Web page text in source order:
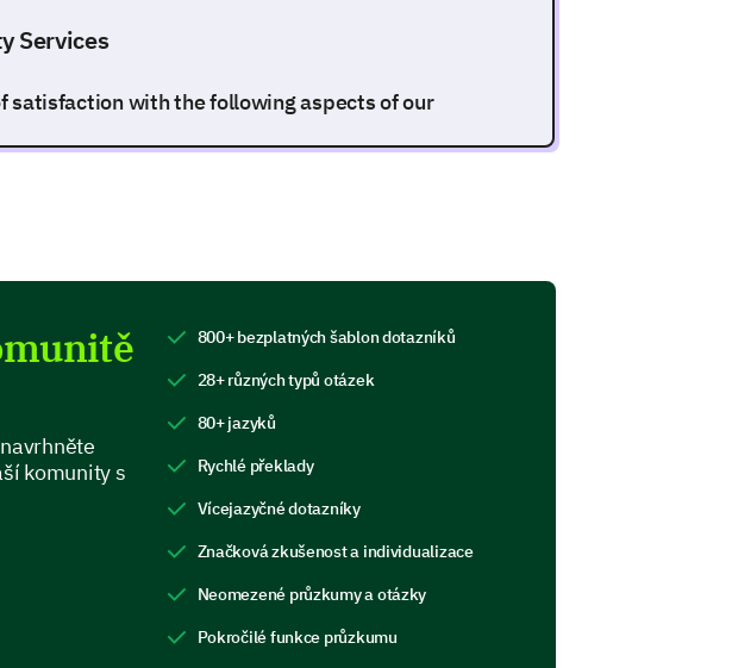
Services
satisfaction with the following aspects of our
1 2 3
or concerns
komunity s
800+ bezplatných šablon dotazníků
28+ různých typů otázek
80+ jazyků
Rychlé překlady
Vícejazyčné dotazníky
Značková zkušenost a individualizace
Neomezené průzkumy a otázky
Pokročilé funkce průzkumu